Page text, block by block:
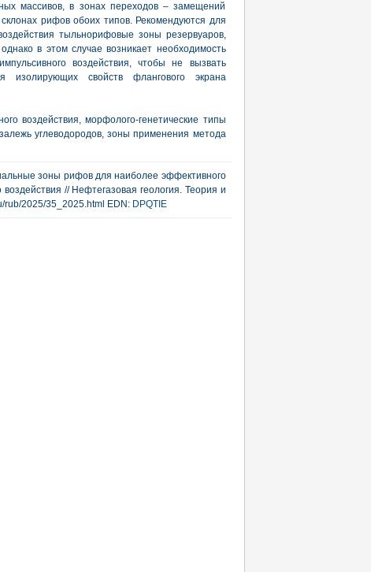
массивов, в зонах переходов – замещений
рифов обоих типов. Рекомендуются для
тыльнорифовые зоны резервуаров,
в этом случае возникает необходимость
воздействия, чтобы не вызвать
изолирующих свойств флангового экрана
воздействия, морфолого-генетические типы
углеводородов, зоны применения метода
зоны рифов для наиболее эффективного
// Нефтегазовая геология. Теория и
rub/2025/35_2025.html EDN: DPQTIE